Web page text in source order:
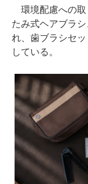
環境配慮への取
たみ式ヘアブラ
れ、歯ブラシセ
している。